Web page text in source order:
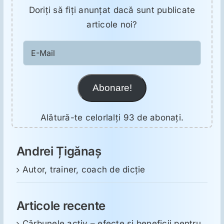
Doriţi să fiţi anunţat dacă sunt publicate
articole noi?
Mail
Abonare!
Alătură-te celorlalți 93 de abonați.
Andrei Țigănaș
Autor, trainer, coach de dicție
Articole recente